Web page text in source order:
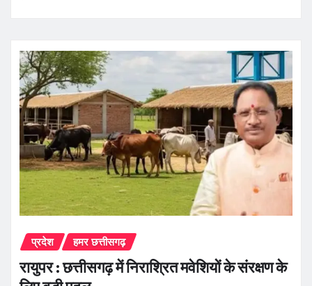
प्रदेश हमर छत्तीसगढ़
रायुपर : छत्तीसगढ़ में निराश्रित मवेशियों के संरक्षण के